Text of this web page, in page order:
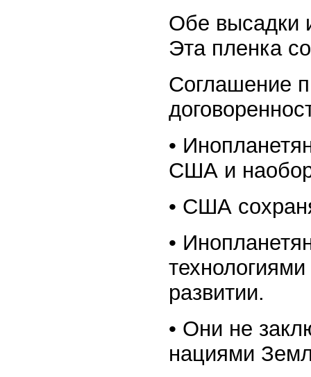
Обе высадки
Эта пленка
Соглашение
•
США и
• США
•
развитии.
• Они не
нациями